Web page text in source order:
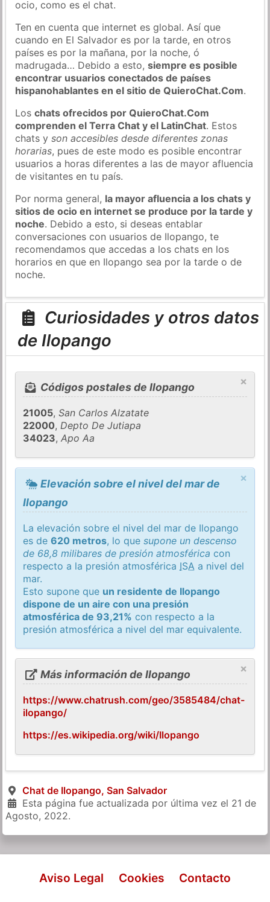
ocio, como es el chat.
Ten en cuenta que internet es global. Así que
cuando en El Salvador es por la tarde, en otros
países es por la mañana, por la noche, ó
madrugada… Debido a esto,siempre es posible
encontrar usuarios conectados de países
hispanohablantes en el sitio de QuieroChat.Com.
Loschats ofrecidos por QuieroChat.Com
comprenden el Terra Chat y el LatinChat. Estos
chats yson accesibles desde diferentes zonas
horarias, pues de este modo es posible encontrar
usuarios a horas diferentes a las de mayor afluencia
de visitantes en tu país.
Por norma general, la mayor afluencia a los chats y
sitios de ocio en internet se produce por la tarde y
noche. Debido a esto, si deseas entablar
conversaciones con usuarios de Ilopango, te
recomendamos que accedas a los chats en los
horarios en que en Ilopango sea por la tarde o de
noche.
Curiosidades y otros datos
de Ilopango
×
Códigos postales de Ilopango
21005,San Carlos Alzatate
22000,Depto De Jutiapa
34023,Apo Aa
×
Elevación sobre el nivel del mar de
Ilopango
La elevación sobre el nivel del mar de Ilopango
es de620 metros, lo quesupone un descenso
de 68,8 milibares de presión atmosférica con
respecto a la presión atmosférica ISA a nivel del
mar.
Esto supone que un residente de Ilopango
dispone de un aire con una presión
atmosférica de 93,21% con respecto a la
presión atmosférica a nivel del mar equivalente.
×
Más información de Ilopango
https://www.chatrush.com/geo/3585484/chat-
ilopango/
https://es.wikipedia.org/wiki/Ilopango
Chat de Ilopango, San Salvador
Esta página fue actualizada por última vez el 21 de
Agosto, 2022.
Aviso Legal Cookies Contacto